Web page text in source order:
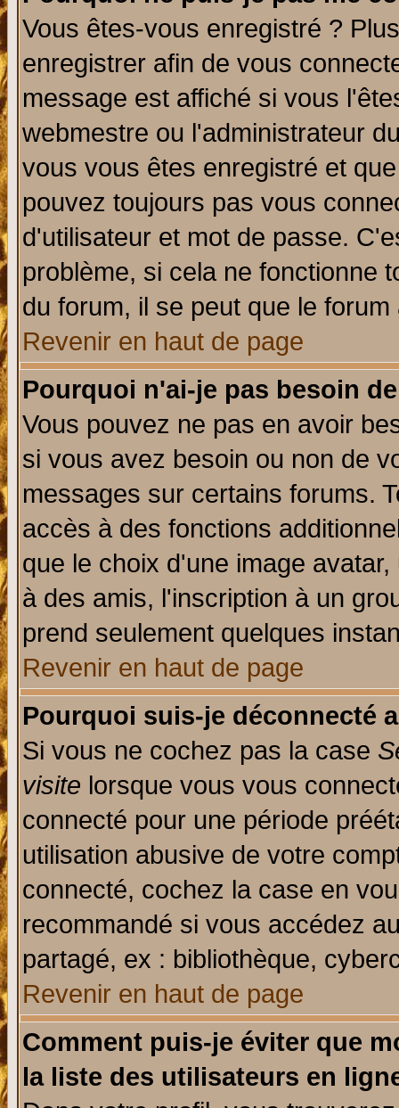
Vous êtes-vous enregistré ?
enregistrer afin de vous
message est affiché si vous
webmestre ou l'administrateur
vous vous êtes enregistré et
pouvez toujours pas vous
d'utilisateur et mot de passe.
problème, si cela ne fonctionne
du forum, il se peut que le
Revenir en haut de page
Pourquoi n'ai-je pas besoin
Vous pouvez ne pas en avoir
si vous avez besoin ou non de
messages sur certains forums.
accès à des fonctions
que le choix d'une image
à des amis, l'inscription à un
prend seulement quelques
Revenir en haut de page
Pourquoi suis-je déconnecté
Si vous ne cochez pas la case
visite lorsque vous vous
connecté pour une période
utilisation abusive de votre
connecté, cochez la case en
recommandé si vous accédez
partagé, ex : bibliothèque,
Revenir en haut de page
Comment puis-je éviter que
la liste des utilisateurs en